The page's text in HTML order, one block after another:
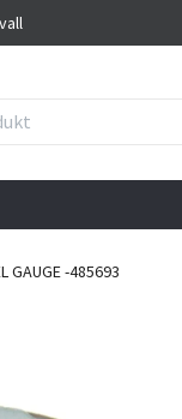
GAUGE -485693